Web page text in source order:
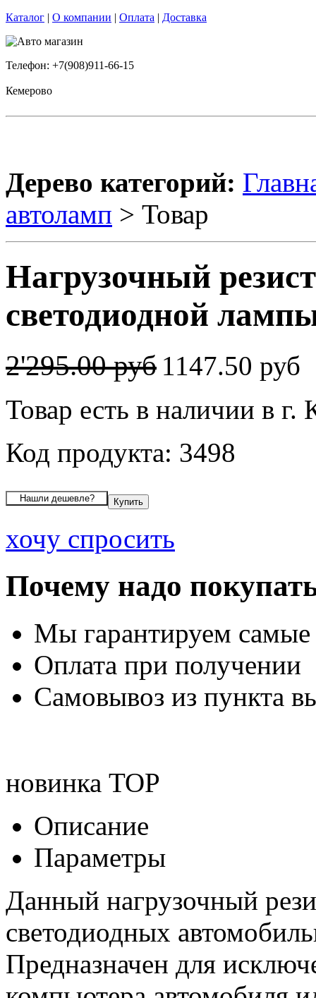
Каталог | О компании | Оплата | Доставка
Телефон: +7(908)911-66-15
Кемерово
Дерево категорий:
автоламп > Товар
Нагрузочный
светодиодной
2'295.00 руб 1147.50 руб
Товар есть в наличии в г.
Код продукта: 3498
хочу спросить
Почему надо
Мы гарантируем
Оплата при получении
Самовывоз из пункта
новинка TOP
Описание
Параметры
Данный нагрузочный
светодиодных
Предназначен для